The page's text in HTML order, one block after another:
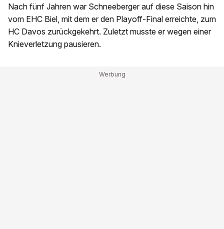
Nach fünf Jahren war Schneeberger auf diese Saison hin
vom EHC Biel, mit dem er den Playoff-Final erreichte, zum
HC Davos zurückgekehrt. Zuletzt musste er wegen einer
Knieverletzung pausieren.